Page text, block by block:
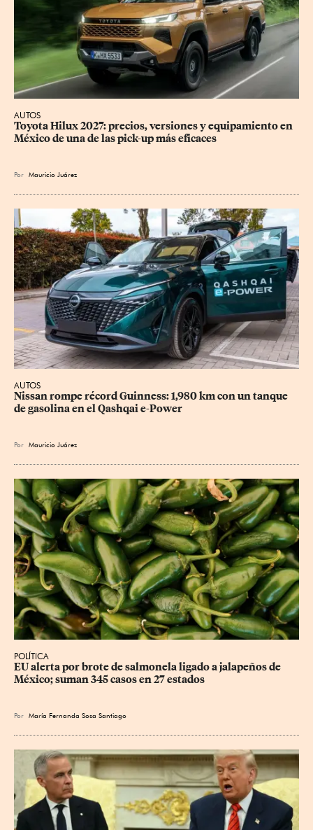
AUTOS
Toyota Hilux 2027: precios, versiones y equipamiento en
México de una de las pick-up más eficaces
Por Mauricio Juárez
AUTOS
Nissan rompe récord Guinness: 1,980 km con un tanque
de gasolina en el Qashqai e-Power
Por Mauricio Juárez
POLÍTICA
EU alerta por brote de salmonela ligado a jalapeños de
México; suman 345 casos en 27 estados
Por María Fernanda Sosa Santiago